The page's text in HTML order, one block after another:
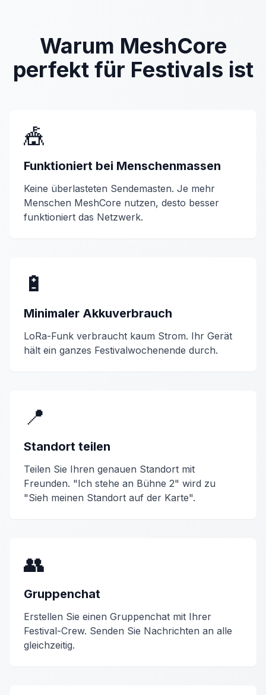
Warum MeshCore
perfekt für Festivals ist
🎪
Funktioniert bei Menschenmassen
Keine überlasteten Sendemasten. Je mehr
Menschen MeshCore nutzen, desto besser
funktioniert das Netzwerk.
🔋
Minimaler Akkuverbrauch
LoRa-Funk verbraucht kaum Strom. Ihr Gerät
hält ein ganzes Festivalwochenende durch.
📍
Standort teilen
Teilen Sie Ihren genauen Standort mit
Freunden. "Ich stehe an Bühne 2" wird zu
"Sieh meinen Standort auf der Karte".
👥
Gruppenchat
Erstellen Sie einen Gruppenchat mit Ihrer
Festival-Crew. Senden Sie Nachrichten an alle
gleichzeitig.